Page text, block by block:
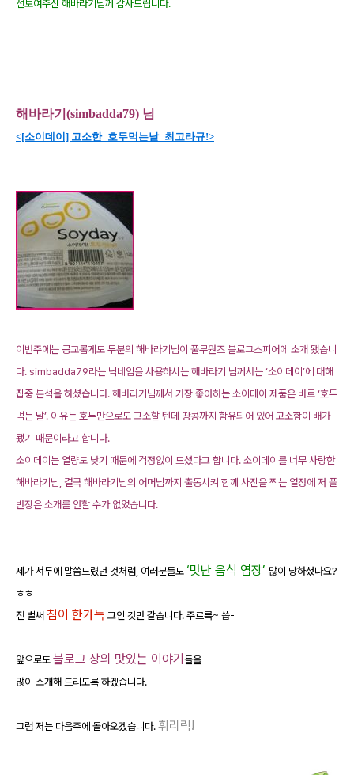
선보여주신 해바라기님께 감사드립니다.
해바라기(simbadda79) 님
<[소이데이] 고소한_호두먹는날_최고라규!>
이번주에는 공교롭게도 두분의 해바라기님이 풀무원즈 블로그스피어에 소개 됐습니
다. simbadda79라는 닉네임을 사용하시는 해바라기 님께서는 ‘소이데이’에 대해
집중 분석을 하셨습니다. 해바라기님께서 가장 좋아하는 소이데이 제품은 바로 ‘호두
먹는 날’. 이유는 호두만으로도 고소할 텐데 땅콩까지 함유되어 있어 고소함이 배가
됐기 때문이라고 합니다.
소이데이는 열량도 낮기 때문에 걱정없이 드셨다고 합니다. 소이데이를 너무 사랑한
해바라기님, 결국 해바라기님의 어머님까지 출동시켜 함께 사진을 찍는 열정에 저 풀
반장은 소개를 안할 수가 없었습니다.
제가 서두에 말씀드렸던 것처럼, 여러분들도 ‘맛난 음식 염장’ 많이 당하셨나요?
ㅎㅎ
전 벌써 침이 한가득 고인 것만 같습니다. 주르륵~ 씁-
앞으로도 블로그 상의 맛있는 이야기 들을
많이 소개해 드리도록 하겠습니다.
그럼 저는 다음주에 돌아오겠습니다. 휘리릭!